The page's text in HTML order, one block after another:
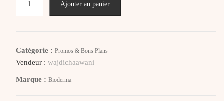
active
Ajouter au panier
Catégorie : Promos & Bons Plans
Vendeur : wajdichaawani
Marque : Bioderma